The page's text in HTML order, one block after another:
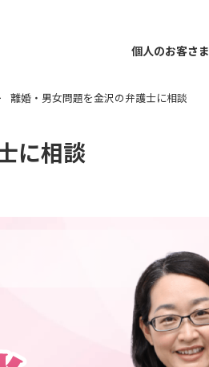
個人のお客さま
離婚・男女問題を金沢の弁護士に相談
に相談